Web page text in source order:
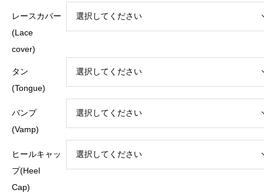
レースカバー
(Lace
cover)
タン
(Tongue)
バンプ
(Vamp)
ヒールキャッ
プ(Heel
Cap)